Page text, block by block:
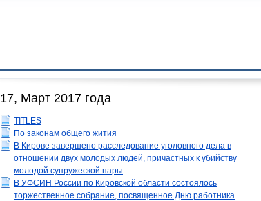
17, Март 2017 года
TITLES
По законам общего жития
В Кирове завершено расследование уголовного дела в
отношении двух молодых людей, причастных к убийству
молодой супружеской пары
В УФСИН России по Кировской области состоялось
торжественное собрание, посвященное Дню работника